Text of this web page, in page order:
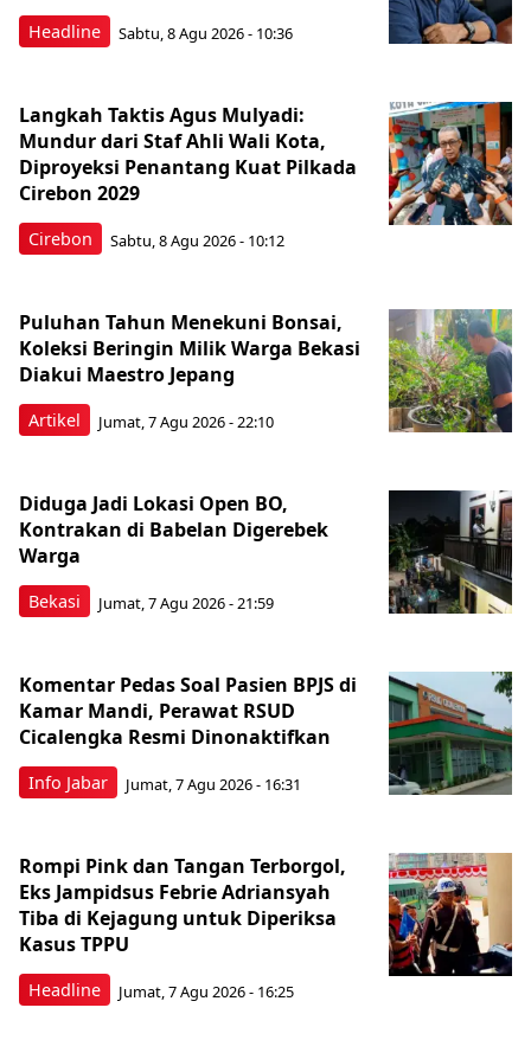
Headline Sabtu, 8 Agu 2026 - 10:36
Cirebon
Langkah Taktis Agus Mulyadi:
Mundur dari Staf Ahli Wali Kota,
Diproyeksi Penantang Kuat Pilkada
Cirebon 2029
Sabtu, 8 Agu 2026 - 10:12
Artikel
Puluhan Tahun Menekuni Bonsai,
Koleksi Beringin Milik Warga Bekasi
Diakui Maestro Jepang
Jumat, 7 Agu 2026 - 22:10
Bekasi
Diduga Jadi Lokasi Open BO,
Kontrakan di Babelan Digerebek
Warga
Jumat, 7 Agu 2026 - 21:59
Info Jabar
Komentar Pedas Soal Pasien BPJS di
Kamar Mandi, Perawat RSUD
Cicalengka Resmi Dinonaktifkan
Jumat, 7 Agu 2026 - 16:31
Headline
Rompi Pink dan Tangan Terborgol,
Eks Jampidsus Febrie Adriansyah
Tiba di Kejagung untuk Diperiksa
Kasus TPPU
Jumat, 7 Agu 2026 - 16:25